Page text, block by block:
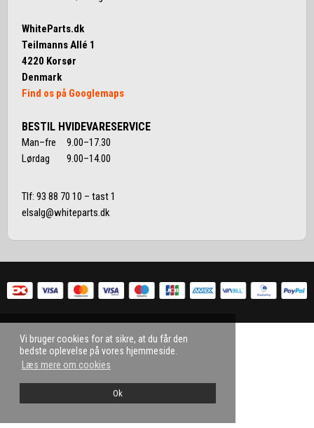
Vi bruger cookies for at sikre, at du får den
bedste oplevelse på vores hjemmeside.
Læs mere om cookies
Ok
WhiteParts.dk
Teilmanns Allé 1
4220 Korsør
Denmark
Find os på Googlemaps
BESTIL HVIDEVARESERVICE
Man–fre 9.00–17.30
Lørdag 9.00–14.00
Tlf: 93 88 70 10 – tast 1
elsalg@whiteparts.dk